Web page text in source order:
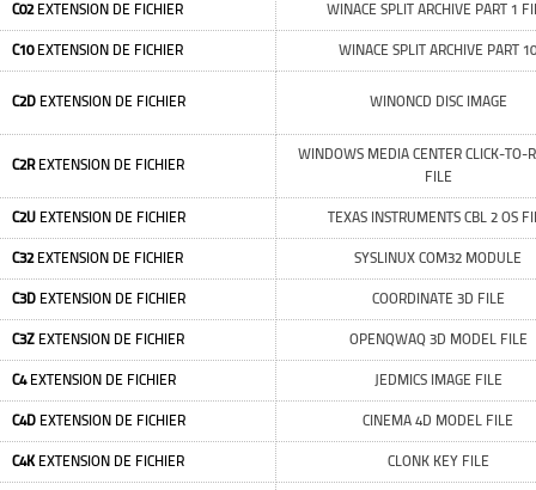
C02EXTENSION DE FICHIER WINACE SPLIT ARCHIVE PART 1
C10EXTENSION DE FICHIER WINACE SPLIT ARCHIVE PART 10
C2D EXTENSION DE FICHIER WINONCD DISC IMAGE
C2REXTENSION DE FICHIER
WINDOWS MEDIA CENTER CLICK-TO-
FILE
C2U EXTENSION DE FICHIER TEXAS INSTRUMENTS CBL 2 OS
C32EXTENSION DE FICHIER SYSLINUX COM32 MODULE
C3D EXTENSION DE FICHIER COORDINATE 3D FILE
C3Z EXTENSION DE FICHIER OPENQWAQ 3D MODEL FILE
C4EXTENSION DE FICHIER JEDMICS IMAGE FILE
C4D EXTENSION DE FICHIER CINEMA 4D MODEL FILE
C4KEXTENSION DE FICHIER CLONK KEY FILE